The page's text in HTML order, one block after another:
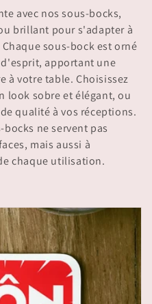
avec nos sous-bocks,
brillant pour s'adapter à
sous-bock est orné
apportant une
à votre table. Choisissez
look sobre et élégant, ou
qualité à vos réceptions.
bocks ne servent pas
mais aussi à
chaque utilisation.